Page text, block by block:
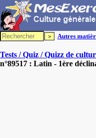
Autres
Tests / Quiz / Quizz de
n°89517 : Latin - 1ère